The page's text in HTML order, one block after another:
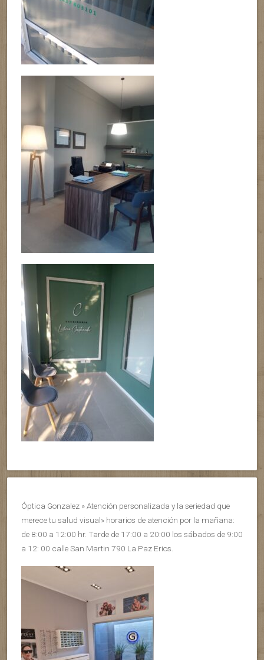
Óptica Gonzalez » Atención personalizada y la seriedad que
merece tu salud visual» horarios de atención por la mañana:
de 8:00 a 12:00 hr. Tarde de 17:00 a 20:00 los sábados de 9:00
a 12: 00 calle San Martin 790 La Paz Erios.